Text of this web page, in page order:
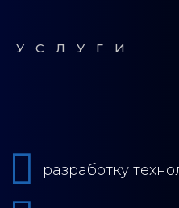
УСЛУГИ
разработку